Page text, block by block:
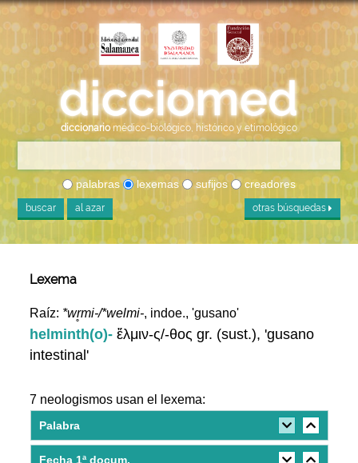
diccionario médico-biológico, histórico y etimológico
palabras lexemas sufijos creadores
buscar al azar otras búsquedas
Lexema
Raíz: *wr̥mi-/*welmi-, indoe., 'gusano'
helminth(o)-ἕλμιν-ς/-θος gr. (sust.), 'gusano
intestinal'
7 neologismos usan el lexema:
Palabra
Fecha 1ª docum.